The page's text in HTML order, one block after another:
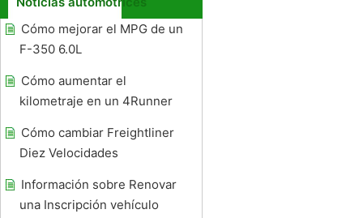
Cómo mejorar el MPG de un
F-350 6.0L
Cómo aumentar el
kilometraje en un 4Runner
Cómo cambiar Freightliner
Diez Velocidades
Información sobre Renovar
una Inscripción vehículo